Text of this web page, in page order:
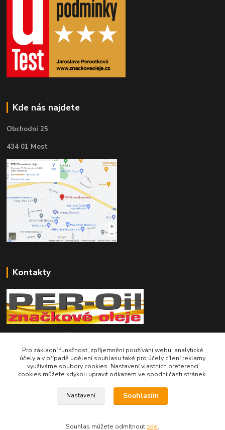
Kde nás najdete
Obchodní 25
434 01 Most
Kontakty
Telefon pro technické dotazy: 775 113 255
Telefon do našeho obchodu : 774 993 479
info@znackoveoleje.cz
Pro základní funkčnost, zpříjemnění používání webu, analytické
účely a v případě udělení souhlasu také pro účely cílení reklamy
využíváme soubory cookies. Nastavení vlastních preferencí
cookies můžete kdykoli upravit odkazem ve spodní části stránek.
Nastavení Souhlasím
Souhlas můžete odmítnout zde.